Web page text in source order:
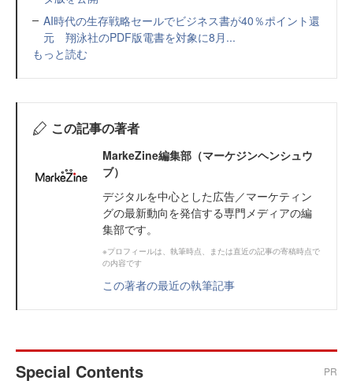
AI時代の生存戦略セールでビジネス書が40％ポイント還
元 翔泳社のPDF版電書を対象に8月...
もっと読む
この記事の著者
MarkeZine編集部（マーケジンヘンシュウ
ブ）
デジタルを中心とした広告／マーケティン
グの最新動向を発信する専門メディアの編
集部です。
※プロフィールは、執筆時点、または直近の記事の寄稿時点で
の内容です
この著者の最近の執筆記事
Special Contents PR